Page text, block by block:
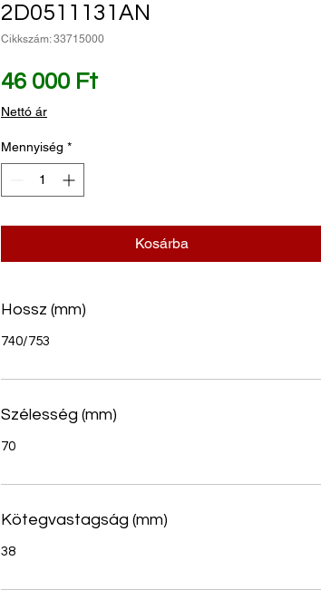
2D0511131AN
Cikkszám: 33715000
46 000 FtÁr
Nettó ár
Mennyiség *
Kosárba
Hossz (mm)
740/753
Szélesség (mm)
70
Kötegvastagság (mm)
38